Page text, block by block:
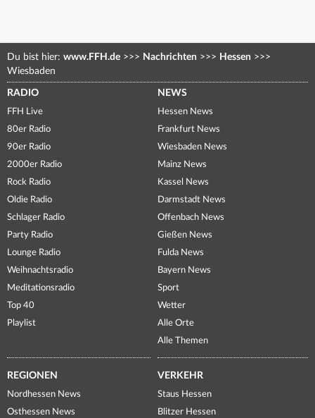
Du bist hier: www.FFH.de >>> Nachrichten >>> Hessen >>>
Wiesbaden
RADIO
FFH Live
80er Radio
90er Radio
2000er Radio
Rock Radio
Oldie Radio
Schlager Radio
Party Radio
Lounge Radio
Weihnachtsradio
Meditationsradio
Top 40
Playlist
NEWS
Hessen News
Frankfurt News
Wiesbaden News
Mainz News
Kassel News
Darmstadt News
Offenbach News
Gießen News
Fulda News
Bayern News
Sport
Wetter
Alle Orte
Alle Themen
REGIONEN
Nordhessen News
Osthessen News
VERKEHR
Staus Hessen
Blitzer Hessen